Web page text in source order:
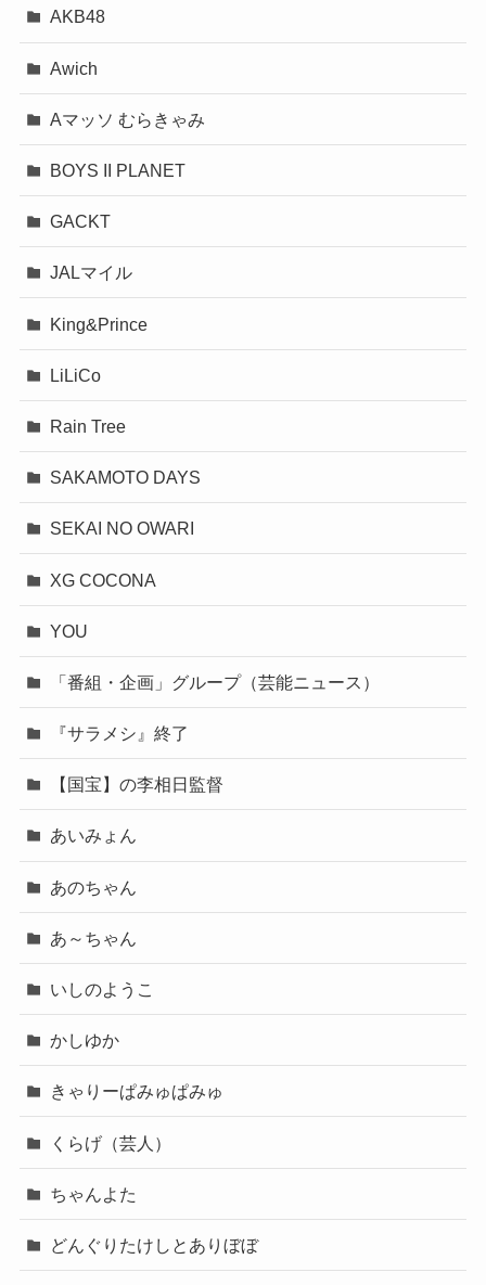
AKB48
Awich
Aマッソ むらきゃみ
BOYS II PLANET
GACKT
JALマイル
King&Prince
LiLiCo
Rain Tree
SAKAMOTO DAYS
SEKAI NO OWARI
XG COCONA
YOU
「番組・企画」グループ（芸能ニュース）
『サラメシ』終了
【国宝】の李相日監督
あいみょん
あのちゃん
あ～ちゃん
いしのようこ
かしゆか
きゃりーぱみゅぱみゅ
くらげ（芸人）
ちゃんよた
どんぐりたけしとありぼぼ